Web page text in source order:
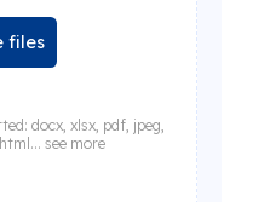
files
docx, xlsx, pdf, jpeg,
see more